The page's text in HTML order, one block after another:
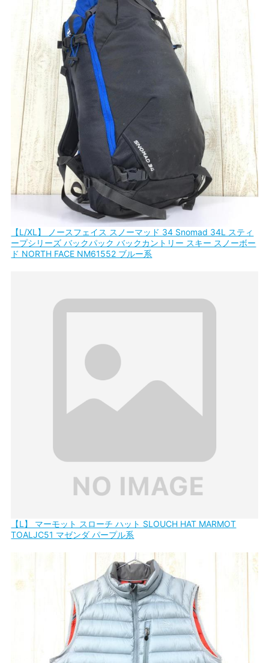
【L/XL】 ノースフェイス スノーマッド 34 Snomad 34L スティ
ープシリーズ バックパック バックカントリー スキー スノーボー
ド NORTH FACE NM61552 ブルー系
【L】 マーモット スローチ ハット SLOUCH HAT MARMOT
TOALJC51 マゼンダ パープル系